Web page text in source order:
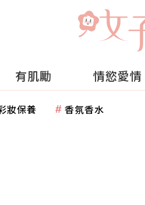
有肌勵 情慾愛情
妝保養 香氛香水